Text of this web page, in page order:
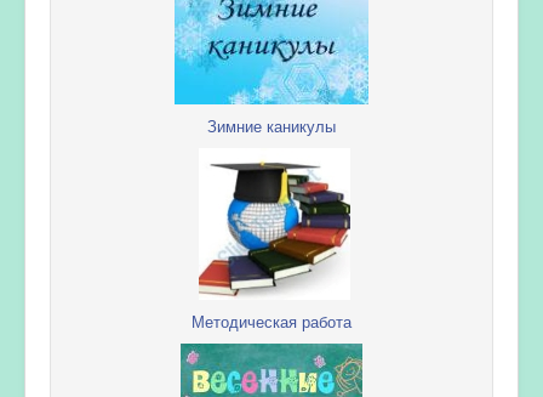
Зимние каникулы
Методическая работа